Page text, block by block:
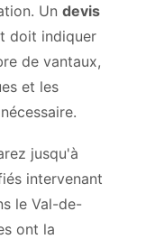
Un devis
doit indiquer
de vantaux,
et les
jusqu'à
intervenant
le Val-de-
ont la